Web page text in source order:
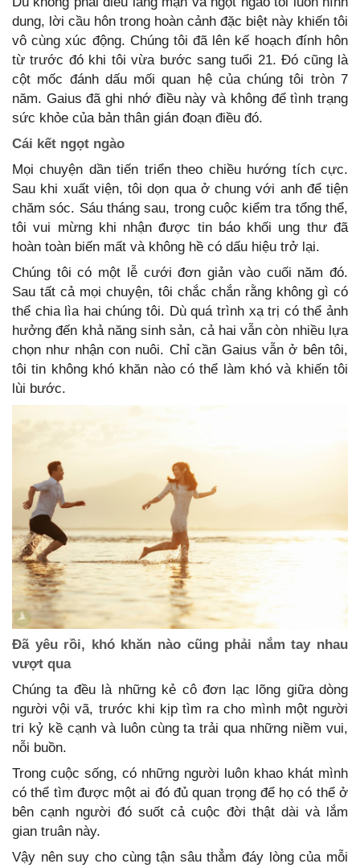
dung, lời cầu hôn trong hoàn cảnh đặc biệt này khiến tôi
vô cùng xúc động. Chúng tôi đã lên kế hoạch đính hôn
từ trước đó khi tôi vừa bước sang tuổi 21. Đó cũng là
cột mốc đánh dấu mối quan hệ của chúng tôi tròn 7
năm. Gaius đã ghi nhớ điều này và không để tình trạng
sức khỏe của bản thân gián đoạn điều đó.
Cái kết ngọt ngào
Mọi chuyện dần tiến triển theo chiều hướng tích cực.
Sau khi xuất viện, tôi dọn qua ở chung với anh để tiện
chăm sóc. Sáu tháng sau, trong cuộc kiểm tra tổng thể,
tôi vui mừng khi nhận được tin báo khối ung thư đã
hoàn toàn biến mất và không hề có dấu hiệu trở lại.
Chúng tôi có một lễ cưới đơn giản vào cuối năm đó.
Sau tất cả mọi chuyện, tôi chắc chắn rằng không gì có
thể chia lìa hai chúng tôi. Dù quá trình xạ trị có thể ảnh
hưởng đến khả năng sinh sản, cả hai vẫn còn nhiều lựa
chọn như nhận con nuôi. Chỉ cần Gaius vẫn ở bên tôi,
tôi tin không khó khăn nào có thể làm khó và khiến tôi
lùi bước.
Đã yêu rồi, khó khăn nào cũng phải nắm tay nhau
vượt qua
Chúng ta đều là những kẻ cô đơn lạc lõng giữa dòng
người vội vã, trước khi kịp tìm ra cho mình một người
tri kỷ kề cạnh và luôn cùng ta trải qua những niềm vui,
nỗi buồn.
Trong cuộc sống, có những người luôn khao khát mình
có thể tìm được một ai đó đủ quan trọng để họ có thể ở
bên cạnh người đó suốt cả cuộc đời thật dài và lắm
gian truân này.
Vậy nên suy cho cùng tận sâu thẳm đáy lòng của mỗi